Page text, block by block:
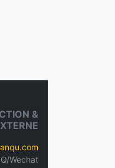
&
Wechat